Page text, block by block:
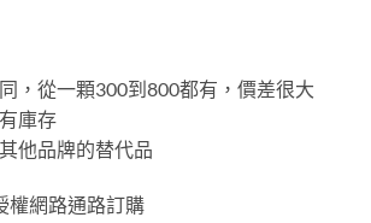
，從一顆300到800都有，價差很大
庫存
他品牌的替代品
權網路通路訂購